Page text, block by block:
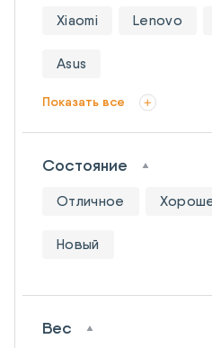
Xiaomi Lenovo
Asus
Показать все
Состояние
Отличное
Новый
Вес